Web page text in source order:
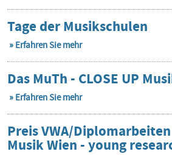
Tage der Musikschulen
Erfahren Sie mehr
Das MuTh - CLOSE UP
Erfahren Sie mehr
Preis VWA/
Musik Wien - young